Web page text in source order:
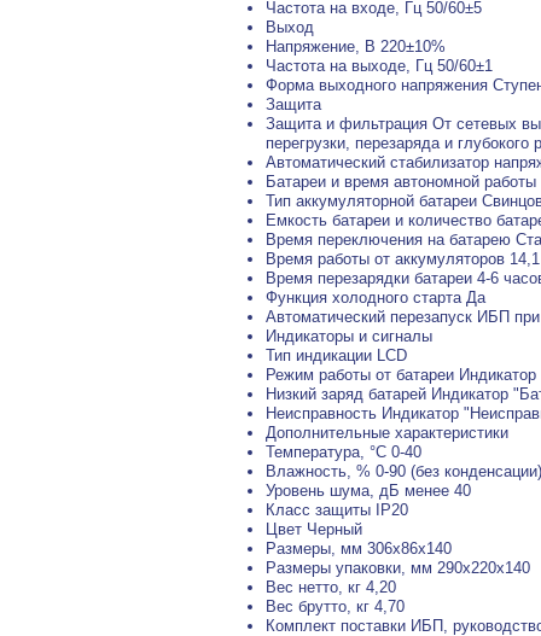
Частота на входе, Гц 50/60±5
Выход
Напряжение, В 220±10%
Частота на выходе, Гц 50/60±1
Форма выходного напряжения
Защита
Защита и фильтрация От сетевых
перегрузки, перезаряда и глубокого
Автоматический стабилизатор
Батареи и время автономной работы
Тип аккумуляторной батареи
Емкость батареи и количество
Время переключения на батарею
Время работы от аккумуляторов
Время перезарядки батареи 4-6
Функция холодного старта Да
Автоматический перезапуск ИБП
Индикаторы и сигналы
Тип индикации LCD
Режим работы от батареи
Низкий заряд батарей Индикатор
Неисправность Индикатор
Дополнительные характеристики
Температура, °С 0-40
Влажность, % 0-90 (без конденсации)
Уровень шума, дБ менее 40
Класс защиты IP20
Цвет Черный
Размеры, мм 306x86x140
Размеры упаковки, мм 290x220x140
Вес нетто, кг 4,20
Вес брутто, кг 4,70
Комплект поставки ИБП,